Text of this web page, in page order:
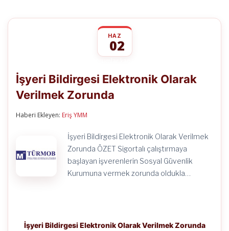
HAZ
02
Elektronik
Olarak
Verilmek
İşyeri Bildirgesi Elektronik Olarak
Verilmek Zorunda
Haberi Ekleyen: Eriş YMM
İşyeri Bildirgesi Elektronik Olarak Verilmek
Zorunda ÖZET Sigortalı çalıştırmaya
başlayan işverenlerin Sosyal Güvenlik
Kurumuna vermek zorunda oldukla…
İşyeri Bildirgesi Elektronik Olarak Verilmek Zorunda